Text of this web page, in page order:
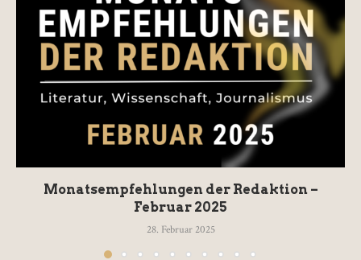
Monatsempfehlungen der Redaktion –
Februar 2025
28. Februar 2025